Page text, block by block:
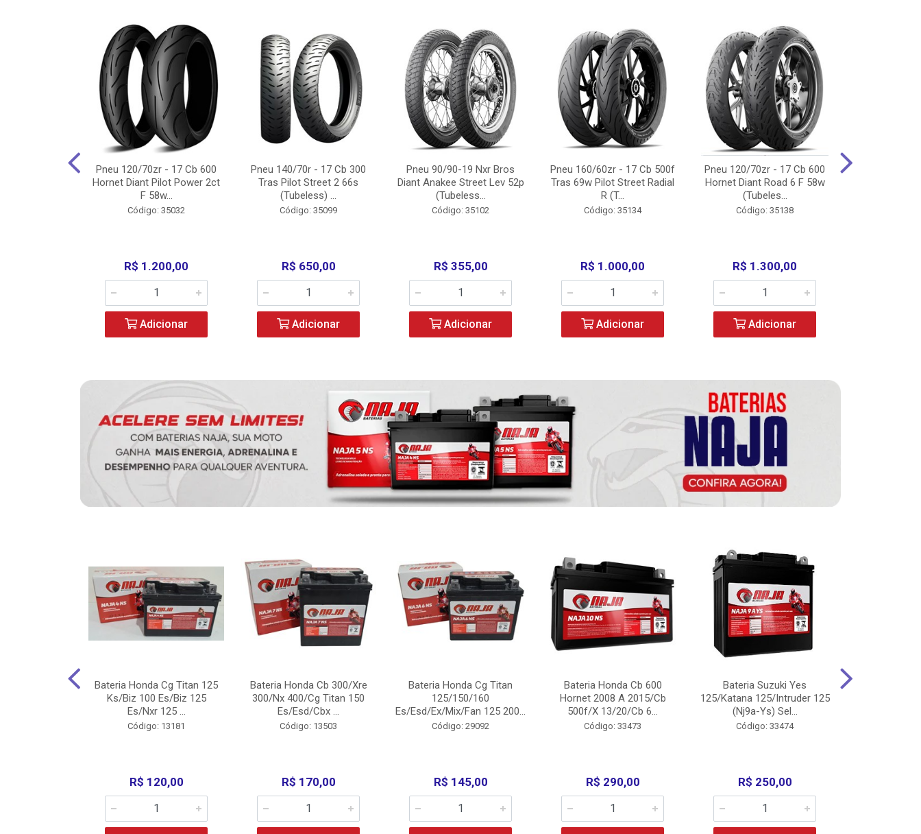
Pneu 120/70zr - 17 Cb 600
Hornet Diant Pilot Power 2ct
F 58w...
Código: 35032
R$ 1.200,00
Adicionar
Pneu 140/70r - 17 Cb 300
Tras Pilot Street 2 66s
(Tubeless) ...
Código: 35099
R$ 650,00
Adicionar
Pneu 90/90-19 Nxr Bros
Diant Anakee Street Lev 52p
(Tubeless...
Código: 35102
R$ 355,00
Adicionar
Pneu 160/60zr - 17 Cb 500f
Tras 69w Pilot Street Radial
R (T...
Código: 35134
R$ 1.000,00
Adicionar
Pneu 120/70zr - 17 Cb 600
Hornet Diant Road 6 F 58w
(Tubeles...
Código: 35138
R$ 1.300,00
Adicionar
Bateria Honda Cg Titan 125
Ks/Biz 100 Es/Biz 125
Es/Nxr 125 ...
Código: 13181
R$ 120,00
Bateria Honda Cb 300/Xre
300/Nx 400/Cg Titan 150
Es/Esd/Cbx ...
Código: 13503
R$ 170,00
Bateria Honda Cg Titan
125/150/160
Es/Esd/Ex/Mix/Fan 125 200...
Código: 29092
R$ 145,00
Bateria Honda Cb 600
Hornet 2008 A 2015/Cb
500f/X 13/20/Cb 6...
Código: 33473
R$ 290,00
Bateria Suzuki Yes
125/Katana 125/Intruder 125
(Nj9a-Ys) Sel...
Código: 33474
R$ 250,00